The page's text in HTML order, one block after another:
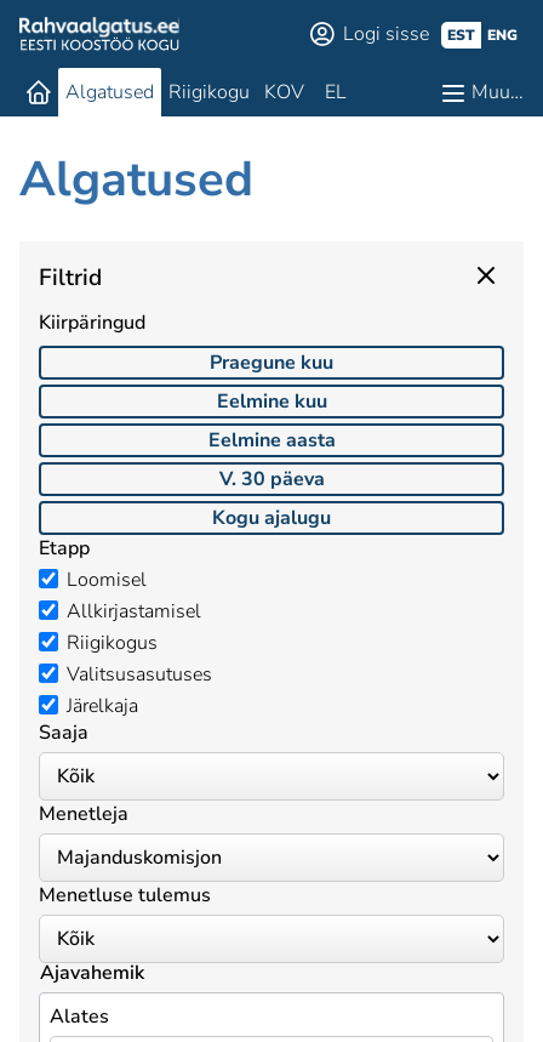
Logi sisse EST ENG
Algatused Riigikogu KOV EL Muu…
Algatused
Filtrid
Kiirpäringud
Praegune kuu
Eelmine kuu
Eelmine aasta
V. 30 päeva
Kogu ajalugu
Etapp
Loomisel
Allkirjastamisel
Riigikogus
Valitsusasutuses
Järelkaja
Saaja
Menetleja
Menetluse tulemus
Ajavahemik
Alates